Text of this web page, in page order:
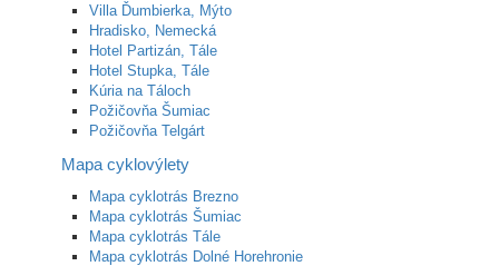
Villa Ďumbierka, Mýto
Hradisko, Nemecká
Hotel Partizán, Tále
Hotel Stupka, Tále
Kúria na Táloch
Požičovňa Šumiac
Požičovňa Telgárt
Mapa cyklovýlety
Mapa cyklotrás Brezno
Mapa cyklotrás Šumiac
Mapa cyklotrás Tále
Mapa cyklotrás Dolné Horehronie